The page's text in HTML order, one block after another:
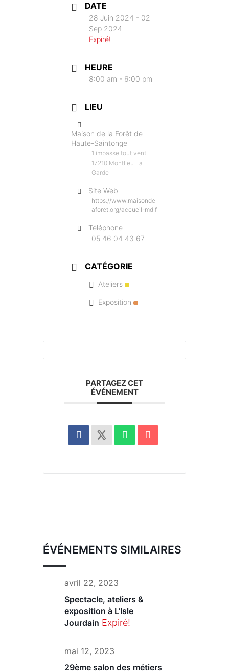
DATE
28 Juin 2024 - 02
Sep 2024
Expiré!
HEURE
8:00 am - 6:00 pm
LIEU
Maison de la Forêt de
Haute-Saintonge
1 impasse tout vent
17210 Montlieu La
Garde
Site Web
https://www.maisondel
aforet.org/accueil-mdlf
Téléphone
05 46 04 43 67
CATÉGORIE
Ateliers
Exposition
PARTAGEZ CET
ÉVÉNEMENT
ÉVÉNEMENTS SIMILAIRES
avril 22, 2023
Spectacle, ateliers &
exposition à L’Isle
Jourdain Expiré!
mai 12, 2023
29ème salon des métiers